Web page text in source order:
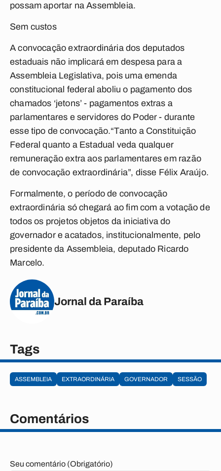
possam aportar na Assembleia.
Sem custos
A convocação extraordinária dos deputados
estaduais não implicará em despesa para a
Assembleia Legislativa, pois uma emenda
constitucional federal aboliu o pagamento dos
chamados ‘jetons’ - pagamentos extras a
parlamentares e servidores do Poder - durante
esse tipo de convocação.“Tanto a Constituição
Federal quanto a Estadual veda qualquer
remuneração extra aos parlamentares em razão
de convocação extraordinária”, disse Félix Araújo.
Formalmente, o período de convocação
extraordinária só chegará ao fim com a votação de
todos os projetos objetos da iniciativa do
governador e acatados, institucionalmente, pelo
presidente da Assembleia, deputado Ricardo
Marcelo.
Jornal da Paraíba
Tags
ASSEMBLEIA EXTRAORDINÁRIA GOVERNADOR SESSÃO
Comentários
Seu comentário (Obrigatório)